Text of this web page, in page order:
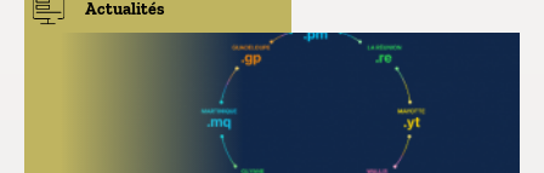
Actualités